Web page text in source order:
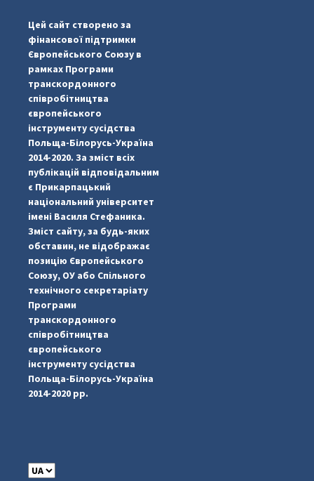
#PipIvanToday
Цей сайт створено за
фінансової підтримки
Європейського Союзу в
рамках Програми
транскордонного
співробітництва
європейського
інструменту сусідства
Польща-Білорусь-Україна
2014-2020. За зміст всіх
публікацій відповідальним
є Прикарпацький
національний університет
імені Василя Стефаника.
Зміст сайту, за будь-яких
обставин, не відображає
позицію Європейського
Союзу, ОУ або Спільного
технічного секретаріату
Програми
транскордонного
співробітництва
європейського
інструменту сусідства
Польща-Білорусь-Україна
2014-2020 рр.
C